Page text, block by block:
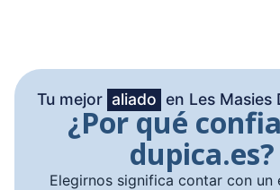
Tu mejor aliado en Les Masies
¿Por qué
dupica.es?
Elegirnos significa contar con un